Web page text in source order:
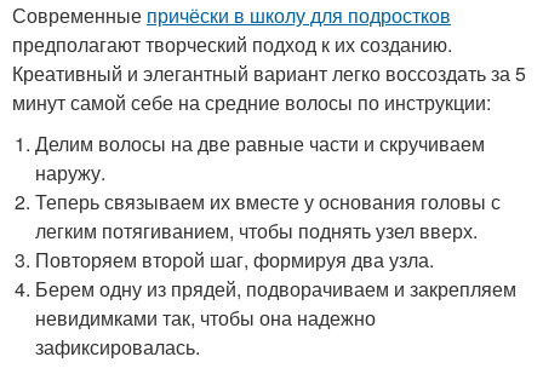
Современные причёски в школу для подростков
предполагают творческий подход к их созданию.
Креативный и элегантный вариант легко воссоздать за 5
минут самой себе на средние волосы по инструкции:
Делим волосы на две равные части и скручиваем
наружу.
Теперь связываем их вместе у основания головы с
легким потягиванием, чтобы поднять узел вверх.
Повторяем второй шаг, формируя два узла.
Берем одну из прядей, подворачиваем и закрепляем
невидимками так, чтобы она надежно
зафиксировалась.